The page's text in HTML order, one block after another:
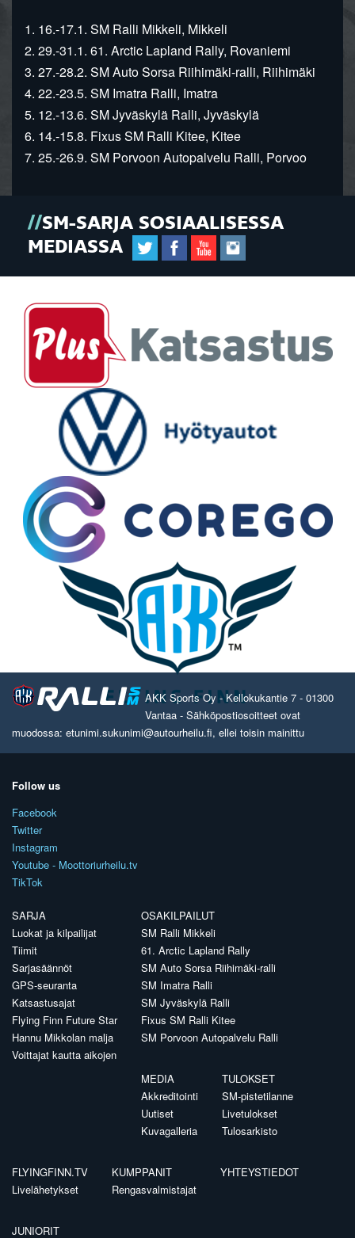
1. 16.-17.1. SM Ralli Mikkeli, Mikkeli
2. 29.-31.1. 61. Arctic Lapland Rally, Rovaniemi
3. 27.-28.2. SM Auto Sorsa Riihimäki-ralli, Riihimäki
4. 22.-23.5. SM Imatra Ralli, Imatra
5. 12.-13.6. SM Jyväskylä Ralli, Jyväskylä
6. 14.-15.8. Fixus SM Ralli Kitee, Kitee
7. 25.-26.9. SM Porvoon Autopalvelu Ralli, Porvoo
SM-SARJA SOSIAALISESSA
MEDIASSA
AKK Sports Oy - Kellokukantie 7 - 01300
Vantaa - Sähköpostiosoitteet ovat
muodossa: etunimi.sukunimi@autourheilu.fi, ellei toisin mainittu
Follow us
Facebook
Twitter
Instagram
Youtube - Moottoriurheilu.tv
TikTok
SARJA
Luokat ja kilpailijat
Tiimit
Sarjasäännöt
GPS-seuranta
Katsastusajat
Flying Finn Future Star
Hannu Mikkolan malja
Voittajat kautta aikojen
OSAKILPAILUT
SM Ralli Mikkeli
61. Arctic Lapland Rally
SM Auto Sorsa Riihimäki-ralli
SM Imatra Ralli
SM Jyväskylä Ralli
Fixus SM Ralli Kitee
SM Porvoon Autopalvelu Ralli
MEDIA
Akkreditointi
Uutiset
Kuvagalleria
TULOKSET
SM-pistetilanne
Livetulokset
Tulosarkisto
FLYINGFINN.TV
Livelähetykset
KUMPPANIT
Rengasvalmistajat
YHTEYSTIEDOT
JUNIORIT